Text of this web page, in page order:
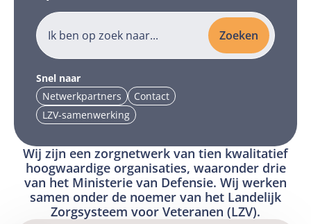
Voer
hier
uw
in
om
op
de
site
Zoeken
Snel naar
Netwerkpartners
Ga
naar
Netwerkpartners
Contact
Ga
Contact
LZV-samenwerking
Ga
pagina
LZV-
samenwerking
Wij zijn een zorgnetwerk van tien kwalitatief
hoogwaardige organisaties, waaronder drie
van het Ministerie van Defensie. Wij werken
samen onder de noemer van het Landelijk
Zorgsysteem voor Veteranen (LZV).